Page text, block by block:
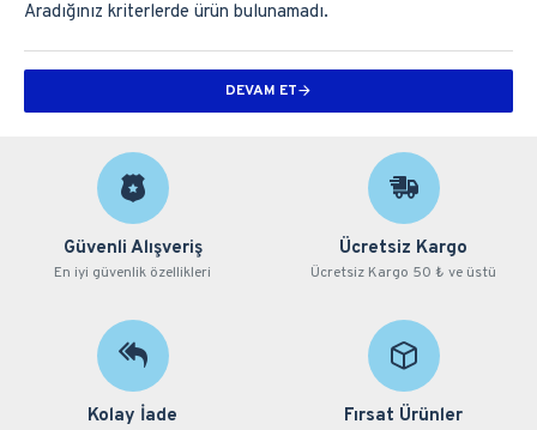
Aradığınız kriterlerde ürün bulunamadı.
DEVAM ET
Güvenli Alışveriş
En iyi güvenlik özellikleri
Ücretsiz Kargo
Ücretsiz Kargo 50 ₺ ve üstü
Kolay İade Fırsat Ürünler